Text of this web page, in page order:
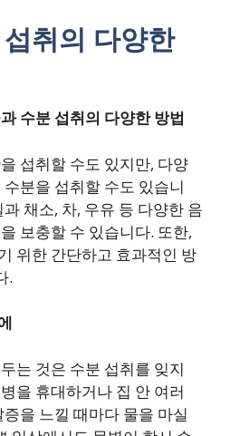
취의 다양한
수분 섭취의 다양한 방법
섭취할 수도 있지만, 다양
분을 섭취할 수도 있습니
채소, 차, 우유 등 다양한 음
보충할 수 있습니다. 또한,
위한 간단하고 효과적인 방
.
는 것은 수분 섭취를 잊지
을 휴대하거나 집 안 여러
을 느낄 때마다 물을 마실